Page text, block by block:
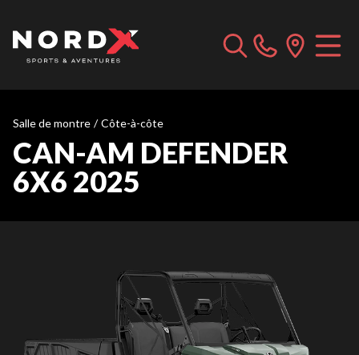
Salle de montre / Côte-à-côte
CAN-AM DEFENDER
6X6 2025